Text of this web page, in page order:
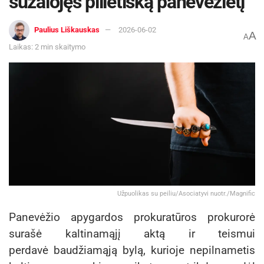
Paulius Liškauskas
2026-06-02
Laikas: 2 min skaitymo
AA
Užpuolikas su peiliu/Asociatyvi nuotr./Magnific
Panevėžio apygardos prokuratūros prokurorė
surašė kaltinamąjį aktą ir teismui
perdavė baudžiamąją bylą, kurioje nepilnametis